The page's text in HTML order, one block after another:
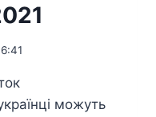
можуть